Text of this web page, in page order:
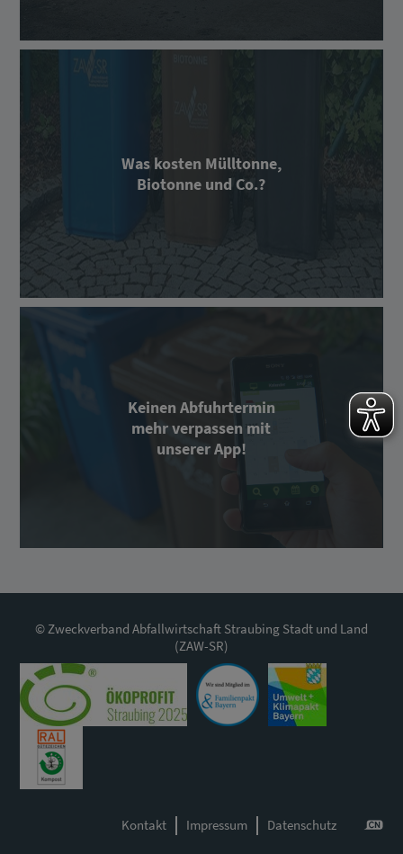
Was kosten Mülltonne,
Biotonne und Co.?
Keinen Abfuhrtermin
mehr verpassen mit
unserer App!
© Zweckverband Abfallwirtschaft Straubing Stadt und Land
(ZAW-SR)
Kontakt Impressum Datenschutz